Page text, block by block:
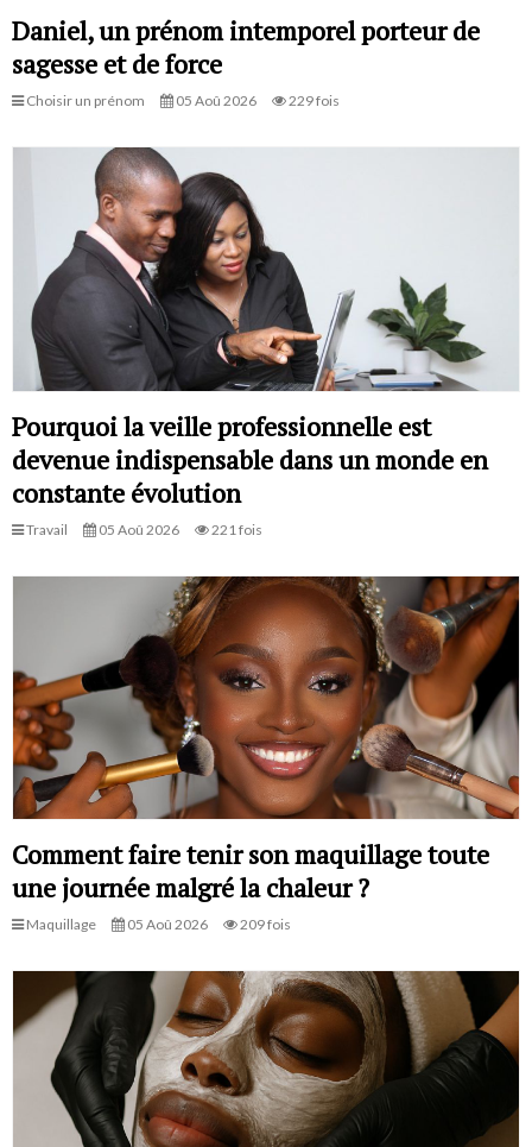
Daniel, un prénom intemporel porteur de
sagesse et de force
Choisir un prénom 05 Aoû 2026 229 fois
Pourquoi la veille professionnelle est
devenue indispensable dans un monde en
constante évolution
Travail 05 Aoû 2026 221 fois
Comment faire tenir son maquillage toute
une journée malgré la chaleur ?
Maquillage 05 Aoû 2026 209 fois